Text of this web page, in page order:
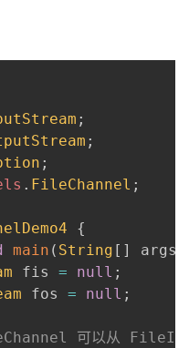
;
;
;
. FileChannel ;
{
main ( String [ ] args
fis = null ;
fos = null ;
可以从